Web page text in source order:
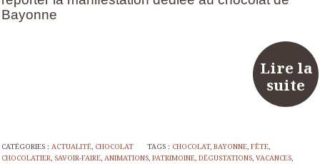
Bayonne
Lire la
suite
CATÉGORIES : ACTUALITÉ, CHOCOLAT TAGS : CHOCOLAT,BAYONNE,FÊTE,
CHOCOLATIER, SAVOIR-FAIRE, ANIMATIONS, PATRIMOINE, DÉGUSTATIONS, VACANCES,